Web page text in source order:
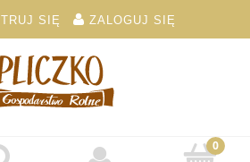
SIĘ ZALOGUJ SIĘ